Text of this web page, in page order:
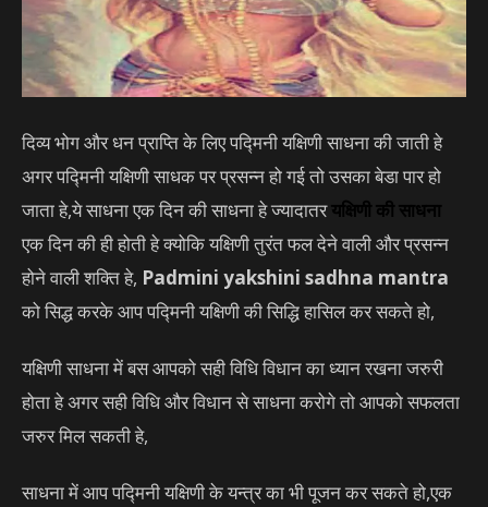
दिव्य भोग और धन प्राप्ति के लिए पद्मिनी यक्षिणी साधना की जाती हे
अगर पद्मिनी यक्षिणी साधक पर प्रसन्न हो गई तो उसका बेडा पार हो
जाता हे,ये साधना एक दिन की साधना हे ज्यादातरयक्षिणी की साधना
एक दिन की ही होती हे क्योकि यक्षिणी तुरंत फल देने वाली और प्रसन्न
होने वाली शक्ति हे, Padmini yakshini sadhna mantra
को सिद्ध करके आप पद्मिनी यक्षिणी की सिद्धि हासिल कर सकते हो,
यक्षिणी साधना में बस आपको सही विधि विधान का ध्यान रखना जरुरी
होता हे अगर सही विधि और विधान से साधना करोगे तो आपको सफलता
जरुर मिल सकती हे,
साधना में आप पद्मिनी यक्षिणी के यन्त्र का भी पूजन कर सकते हो,एक